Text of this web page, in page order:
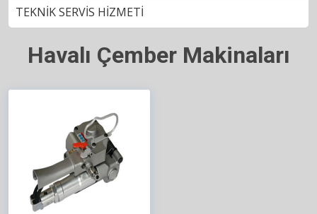
TEKNİK SERVİS HİZMETİ
Havalı Çember Makinaları